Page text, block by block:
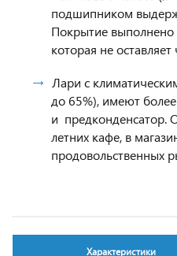
подшипником
Покрытие выполнено
которая не
Лари с
до 65%), имеют
и предконденсатор.
летних кафе, в
продовольственных
Характеристики